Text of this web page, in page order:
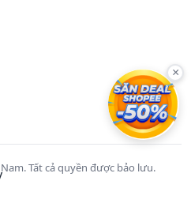
Tất cả quyền được bảo lưu.
×